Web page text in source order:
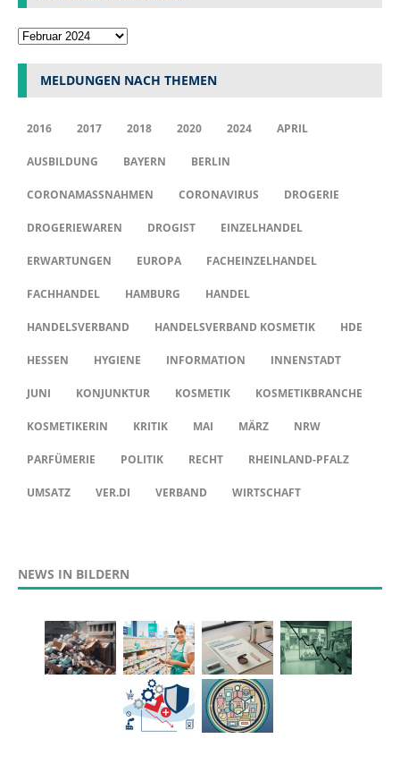
MELDUNGEN NACH THEMEN
2016 2017 2018 2020 2024 APRIL
AUSBILDUNG BAYERN BERLIN
CORONAMASSNAHMEN CORONAVIRUS DROGERIE
DROGERIEWAREN DROGIST EINZELHANDEL
ERWARTUNGEN EUROPA FACHEINZELHANDEL
FACHHANDEL HAMBURG HANDEL
HANDELSVERBAND HANDELSVERBAND KOSMETIK HDE
HESSEN HYGIENE INFORMATION INNENSTADT
JUNI KONJUNKTUR KOSMETIK KOSMETIKBRANCHE
KOSMETIKERIN KRITIK MAI MÄRZ NRW
PARFÜMERIE POLITIK RECHT RHEINLAND-PFALZ
UMSATZ VER.DI VERBAND WIRTSCHAFT
NEWS IN BILDERN